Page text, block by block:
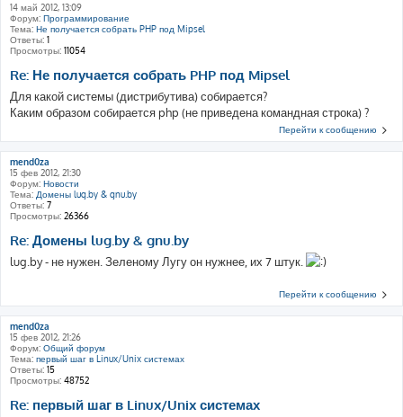
14 май 2012, 13:09
Форум: Программирование
Тема: Не получается собрать PHP под Mipsel
Ответы: 1
Просмотры: 11054
Re: Не получается собрать PHP под Mipsel
Для какой системы (дистрибутива) собирается?
Каким образом собирается php (не приведена командная строка) ?
Перейти к сообщению
mend0za
15 фев 2012, 21:30
Форум: Новости
Тема: Домены lug.by & gnu.by
Ответы: 7
Просмотры: 26366
Re: Домены lug.by & gnu.by
lug.by - не нужен. Зеленому Лугу он нужнее, их 7 штук.
Перейти к сообщению
mend0za
15 фев 2012, 21:26
Форум: Общий форум
Тема: первый шаг в Linux/Unix системах
Ответы: 15
Просмотры: 48752
Re: первый шаг в Linux/Unix системах